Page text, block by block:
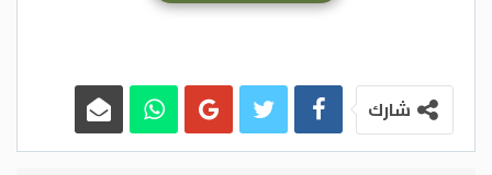
بمنح، وتقديم التسهيلات والدعم والتدريب
تحفيز المستثمرين وتشجيع أصحاب رؤوس
الأموال، لإقامة مشاريعهم الخاصة المشغلة
للأيدي العاملة.
شارك